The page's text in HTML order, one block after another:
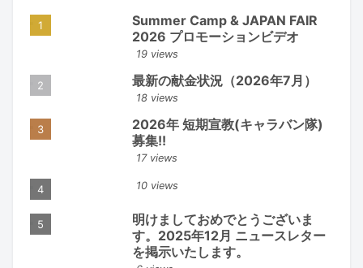
Summer Camp & JAPAN FAIR
2026 プロモーションビデオ
19 views
最新の献金状況（2026年7月）
18 views
2026年 短期宣教(キャラバン隊)
募集!!
17 views
10 views
明けましておめでとうございま
す。2025年12月 ニュースレター
を掲示いたします。